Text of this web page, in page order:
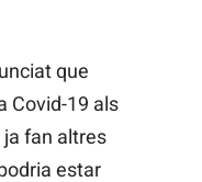
que
Covid-19 als
ja fan altres
estar